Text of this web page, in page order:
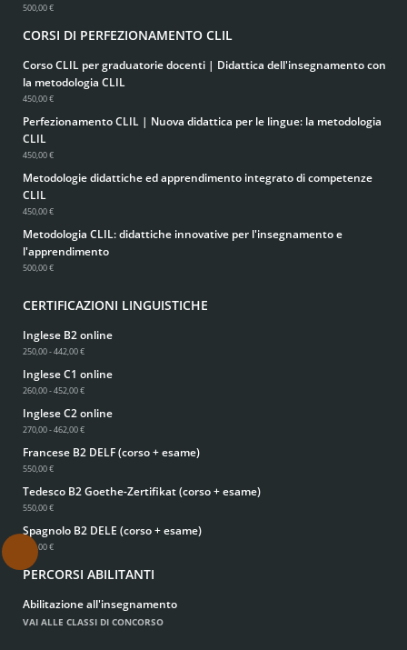
500,00 €
CORSI DI PERFEZIONAMENTO CLIL
Corso CLIL per graduatorie docenti | Didattica dell'insegnamento con
la metodologia CLIL
450,00 €
Perfezionamento CLIL | Nuova didattica per le lingue: la metodologia
CLIL
450,00 €
Metodologie didattiche ed apprendimento integrato di competenze
CLIL
450,00 €
Metodologia CLIL: didattiche innovative per l'insegnamento e
l'apprendimento
500,00 €
CERTIFICAZIONI LINGUISTICHE
Inglese B2 online
250,00 - 442,00 €
Inglese C1 online
260,00 - 452,00 €
Inglese C2 online
270,00 - 462,00 €
Francese B2 DELF (corso + esame)
550,00 €
Tedesco B2 Goethe-Zertifikat (corso + esame)
550,00 €
Spagnolo B2 DELE (corso + esame)
550,00 €
PERCORSI ABILITANTI
Abilitazione all'insegnamento
VAI ALLE CLASSI DI CONCORSO